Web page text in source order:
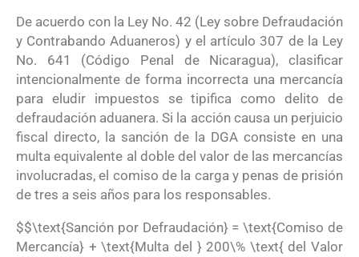
De acuerdo con la Ley No. 42 (Ley sobre Defraudación
y Contrabando Aduaneros) y el artículo 307 de la Ley
No. 641 (Código Penal de Nicaragua), clasificar
intencionalmente de forma incorrecta una mercancía
para eludir impuestos se tipifica como delito de
defraudación aduanera. Si la acción causa un perjuicio
fiscal directo, la sanción de la DGA consiste en una
multa equivalente al doble del valor de las mercancías
involucradas, el comiso de la carga y penas de prisión
de tres a seis años para los responsables.
$$\text{Sanción por Defraudación} = \text{Comiso de
Mercancía} + \text{Multa del } 200\% \text{ del Valor